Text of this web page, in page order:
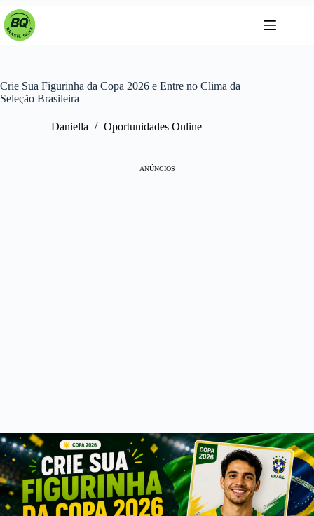
Pular
para
Crie Sua Figurinha da Copa 2026 e Entre no Clima da
Seleção Brasileira
Daniella Oportunidades Online
ANÚNCIOS